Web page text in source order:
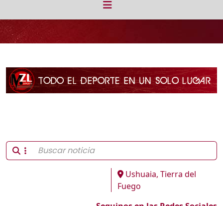
Ushuaia, Tierra del
Fuego